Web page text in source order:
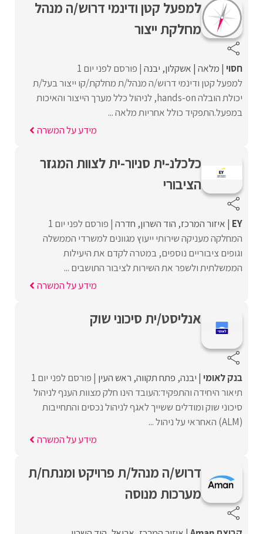
למפעל קטן ודינמי דרוש/ה מנהל
מחלקת ייצור
חסוי מלאה אשקלון יבנה פורסם לפני יום 1
למפעל קטן ודינמי דרוש/ה מנהל/ת מחלקת/קו ייצור בעל/ת
יכולת הובלה hands-on, לניהול כלל מערך הייצור והאיכות
במפעל.התפקיד כולל אחריות מלאה ...
מידע על המשרה
כלכלנ-ית סניור-ית לצוות המגזר
הציבורי
EY איזור המרכז הוד השרון חדרה פורסם לפני יום 1
המחלקה מעניקה שירותי ייעוץ מגוונים למשרדי הממשלה
וגופים ציבוריים נוספים, במטרה לקדם את היעילות
הממשלתית ולשפר את השירות לציבור התושבים ...
מידע על המשרה
אנליסט/ית סיכוני שוק
בנק לאומי יבנה פתח תקווה ראש העין פורסם לפני יום 1
תיאור היחידה והתפקיד:העובד הינו חלק מצוות הענף לניהול
סיכוני שוק ומודלים ששייך לאגף לניהול נכסים והתחייבות
(ALM) האחראי על ניהול ...
מידע על המשרה
דרוש/ה מנהל/ת פרויקט ומנתח/ת
מערכות מנוסה